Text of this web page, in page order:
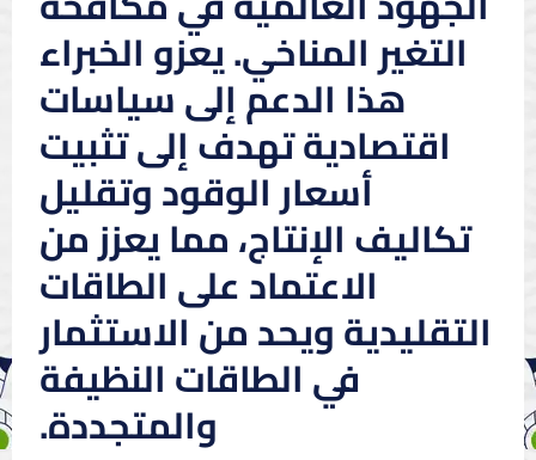
التغير المناخي. يعزو الخبراء
هذا الدعم إلى سياسات
اقتصادية تهدف إلى تثبيت
أسعار الوقود وتقليل
تكاليف الإنتاج، مما يعزز من
الاعتماد على الطاقات
التقليدية ويحد من الاستثمار
في الطاقات النظيفة
والمتجددة.